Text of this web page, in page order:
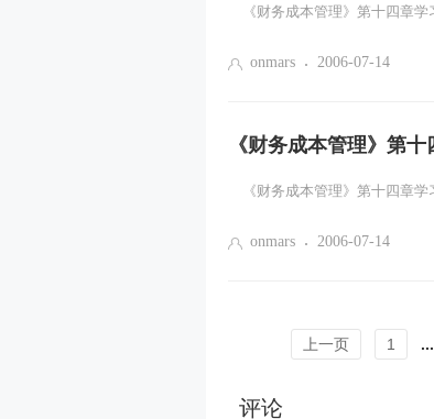
onmars 2006-07-14
《财务成本管理》第
onmars 2006-07-14
上一页 1 ...